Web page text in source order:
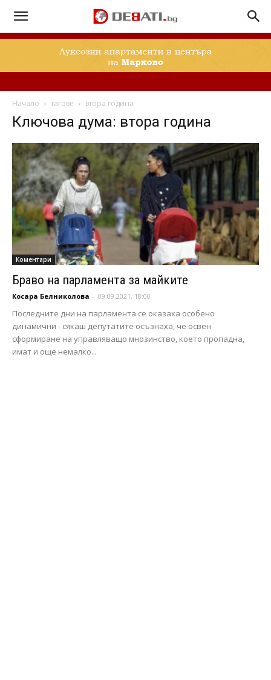
Начало тагове втора година
Ключова дума: втора година
Коментари
Браво на парламента за майките
Косара Белниколова - 09.09.2021, 18:00
Последните дни на парламента се оказаха особено
динамични - сякаш депутатите осъзнаха, че освен
сформиране на управляващо мнозинство, което пропадна,
имат и още немалко...